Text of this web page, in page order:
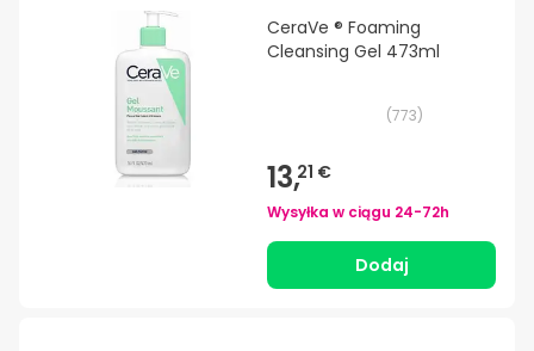
CeraVe ® Foaming
Cleansing Gel 473ml
(773)
13,21 €
Wysyłka w ciągu 24-72h
Dodaj